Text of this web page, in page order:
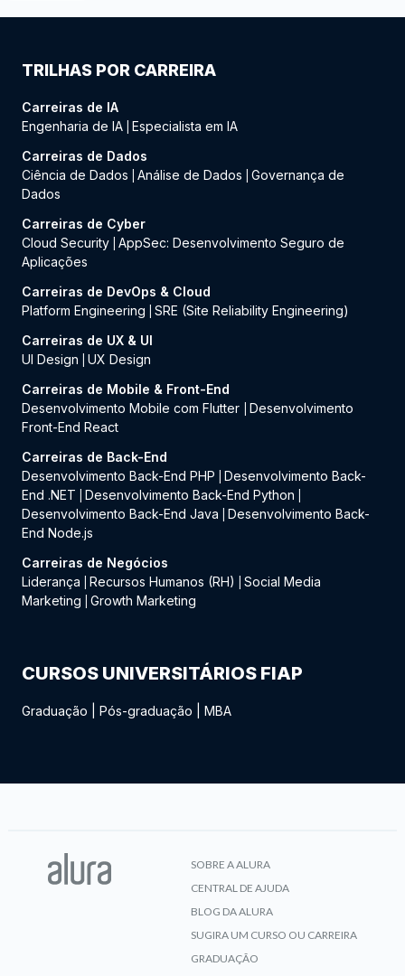
TRILHAS POR CARREIRA
Carreiras de IA
Engenharia de IA Especialista em IA
Carreiras de Dados
Ciência de Dados
Análise de Dados
Governança de
Dados
Carreiras de Cyber
Cloud Security AppSec: Desenvolvimento Seguro de
Aplicações
Carreiras de DevOps & Cloud
Platform Engineering
SRE (Site Reliability Engineering)
Carreiras de UX & UI
UI Design
UX Design
Carreiras de Mobile & Front-End
Desenvolvimento Mobile com Flutter
Desenvolvimento
Front-End React
Carreiras de Back-End
Desenvolvimento Back-End PHP
Desenvolvimento Back-
End .NET
Desenvolvimento Back-End Python
Desenvolvimento Back-End Java
Desenvolvimento Back-
End Node.js
Carreiras de Negócios
Liderança
Recursos Humanos (RH)
Social Media
Marketing
Growth Marketing
CURSOS UNIVERSITÁRIOS FIAP
Graduação Pós-graduação MBA
SOBRE A ALURA
CENTRAL DE AJUDA
BLOG DA ALURA
SUGIRA UM CURSO OU CARREIRA
GRADUAÇÃO